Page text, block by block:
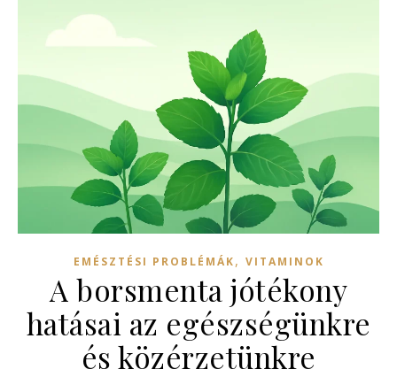
EMÉSZTÉSI PROBLÉMÁK, VITAMINOK
A borsmenta jótékony
hatásai az egészségünkre
és közérzetünkre